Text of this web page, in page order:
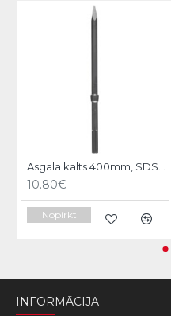
Asgala kalts 400mm, SDS-MAX KWB
10.80€
Nopirkt
INFORMĀCIJA